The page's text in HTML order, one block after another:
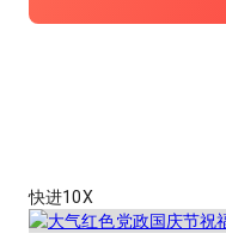
快进10X